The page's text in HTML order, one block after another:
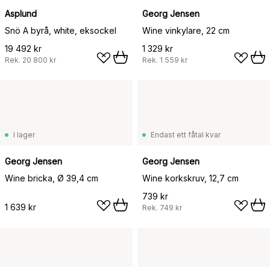
Asplund
Snö A byrå, white, eksockel
19 492 kr
Rek. 20 800 kr
Georg Jensen
Wine vinkylare, 22 cm
1 329 kr
Rek. 1 559 kr
I lager
Georg Jensen
Wine bricka, Ø 39,4 cm
1 639 kr
Endast ett fåtal kvar
Georg Jensen
Wine korkskruv, 12,7 cm
739 kr
Rek. 749 kr